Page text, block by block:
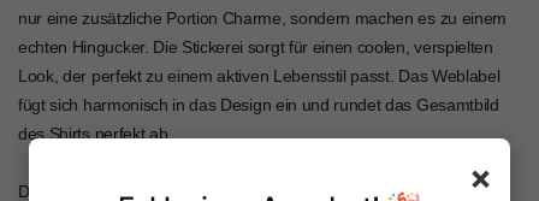
nur eine zusätzliche Portion Charme, sondern machen es zu einem
echten Hingucker. Die Stickerei sorgt für einen coolen, verspielten
Look, der perfekt zu einem aktiven Lebensstil passt. Das Weblabel
fügt sich harmonisch in das Design ein und rundet das Gesamtbild
des Shirts perfekt ab.
Dieses coole Fun-Shirt ist genau das Richtige für flotte ×